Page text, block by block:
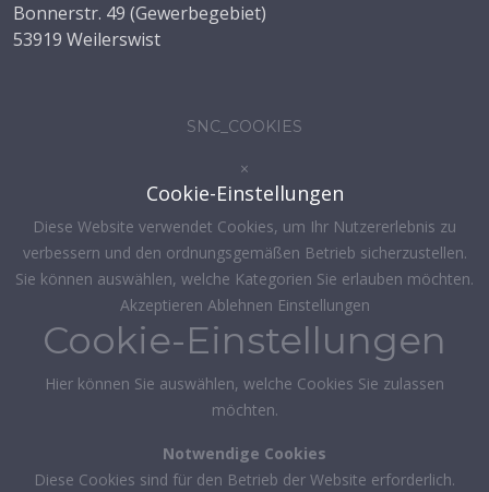
Bonnerstr. 49 (Gewerbegebiet)
53919 Weilerswist
SNC_COOKIES
×
Cookie-Einstellungen
Diese Website verwendet Cookies, um Ihr Nutzererlebnis zu
verbessern und den ordnungsgemäßen Betrieb sicherzustellen.
Sie können auswählen, welche Kategorien Sie erlauben möchten.
Akzeptieren Ablehnen Einstellungen
Cookie-Einstellungen
Hier können Sie auswählen, welche Cookies Sie zulassen
möchten.
Notwendige Cookies
Diese Cookies sind für den Betrieb der Website erforderlich.